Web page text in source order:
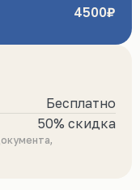
4500₽
Бесплатно
50% скидка